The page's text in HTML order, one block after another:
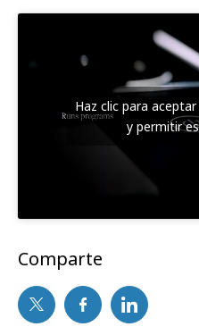
Haz clic para
y permitir
Comparte